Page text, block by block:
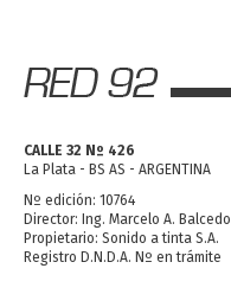
CALLE 32 Nº 426
La Plata - BS AS - ARGENTINA
Nº edición: 10764
Director: Ing. Marcelo A. Balcedo
Propietario: Sonido a tinta S.A.
Registro D.N.D.A. Nº en trámite